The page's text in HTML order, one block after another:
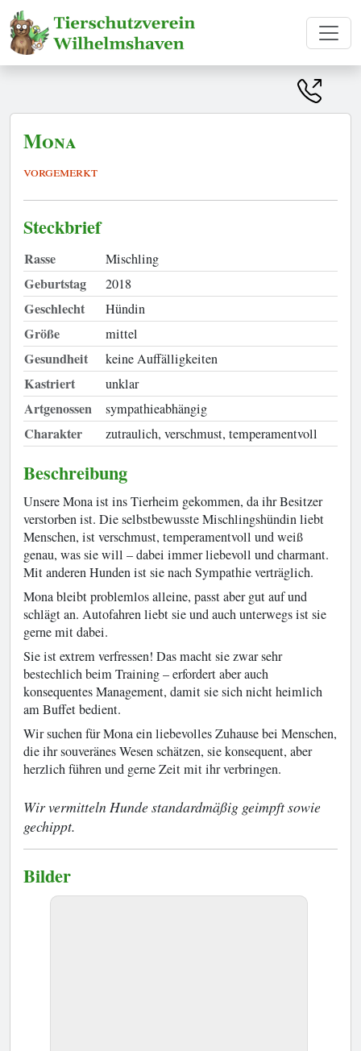
Mona
vorgemerkt
Steckbrief
Rasse Mischling
Geburtstag 2018
Geschlecht Hündin
Größe mittel
Gesundheit keine Auffälligkeiten
Kastriert unklar
Artgenossen sympathieabhängig
Charakter zutraulich, verschmust, temperamentvoll
Beschreibung
Unsere Mona ist ins Tierheim gekommen, da ihr Besitzer
verstorben ist. Die selbstbewusste Mischlingshündin liebt
Menschen, ist verschmust, temperamentvoll und weiß
genau, was sie will – dabei immer liebevoll und charmant.
Mit anderen Hunden ist sie nach Sympathie verträglich.
Mona bleibt problemlos alleine, passt aber gut auf und
schlägt an. Autofahren liebt sie und auch unterwegs ist sie
gerne mit dabei.
Sie ist extrem verfressen! Das macht sie zwar sehr
bestechlich beim Training – erfordert aber auch
konsequentes Management, damit sie sich nicht heimlich
am Buffet bedient.
Wir suchen für Mona ein liebevolles Zuhause bei Menschen,
die ihr souveränes Wesen schätzen, sie konsequent, aber
herzlich führen und gerne Zeit mit ihr verbringen.
Wir vermitteln Hunde standardmäßig geimpft sowie
gechippt.
Bilder